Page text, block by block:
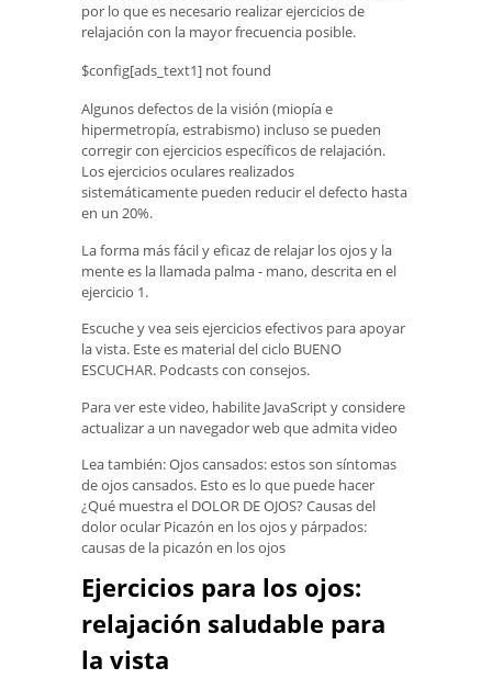
por lo que es necesario realizar ejercicios de
relajación con la mayor frecuencia posible.
$config[ads_text1] not found
Algunos defectos de la visión (miopía e
hipermetropía, estrabismo) incluso se pueden
corregir con ejercicios específicos de relajación.
Los ejercicios oculares realizados
sistemáticamente pueden reducir el defecto hasta
en un 20%.
La forma más fácil y eficaz de relajar los ojos y la
mente es la llamada palma - mano, descrita en el
ejercicio 1.
Escuche y vea seis ejercicios efectivos para apoyar
la vista. Este es material del ciclo BUENO
ESCUCHAR. Podcasts con consejos.
Para ver este video, habilite JavaScript y considere
actualizar a un navegador web que admita video
Lea también: Ojos cansados: estos son síntomas
de ojos cansados. Esto es lo que puede hacer
¿Qué muestra el DOLOR DE OJOS? Causas del
dolor ocular Picazón en los ojos y párpados:
causas de la picazón en los ojos
Ejercicios para los ojos:
relajación saludable para
la vista